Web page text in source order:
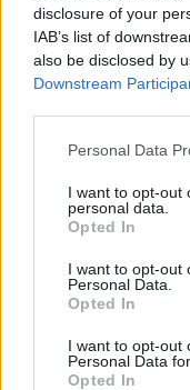
disclosure of your
IAB’s list of
also be disclosed by
Downstream
Personal Data
I want to opt-out
personal data.
Opted In
I want to opt-out
Personal Data.
Opted In
I want to opt-out
Personal Data
Opted In
Πιερία: Νεκρός
στην Π.Ε.Ο. Θεσ/